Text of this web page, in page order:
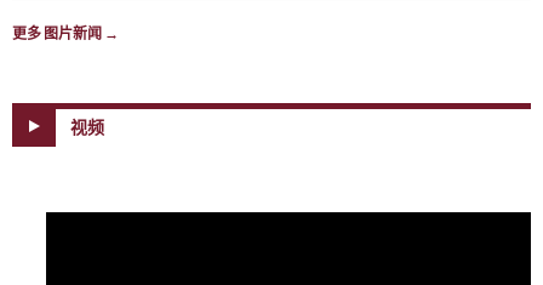
更多 图片新闻 →
视频